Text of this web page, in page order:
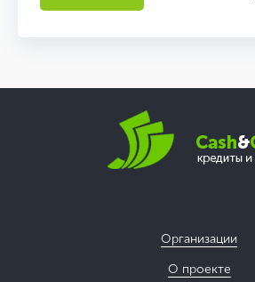
Организации
О проекте